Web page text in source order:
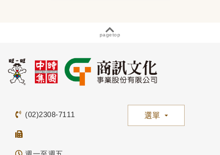
pagetop
(02)2308-7111 選單